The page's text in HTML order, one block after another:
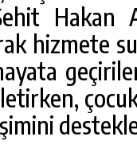
Hakan
hizmete